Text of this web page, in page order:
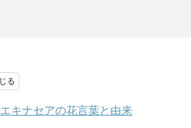
エキナセアの花言葉と由来